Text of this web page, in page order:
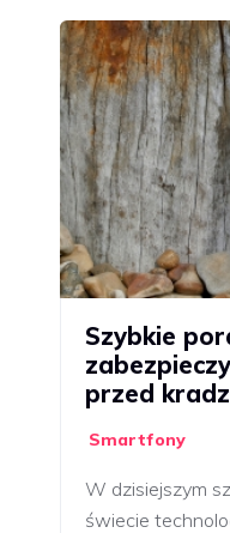
Szybkie
przed
Smartfony
W dzisiejszym
świecie